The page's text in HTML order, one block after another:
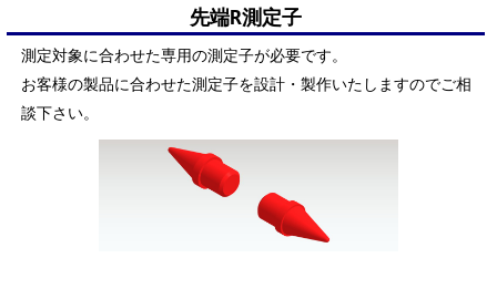
先端R測定子
測定対象に合わせた専用の測定子が必要です。
お客様の製品に合わせた測定子を設計・製作いたしますのでご相
談下さい。